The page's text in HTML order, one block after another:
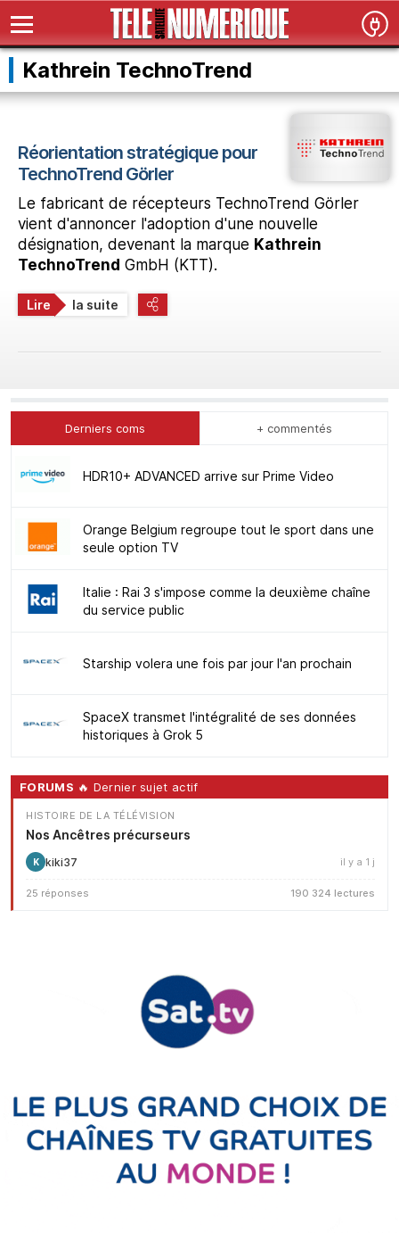
Kathrein TechnoTrend
Réorientation stratégique pour
TechnoTrend Görler
Le fabricant de récepteurs TechnoTrend Görler
vient d'annoncer l'adoption d'une nouvelle
désignation, devenant la marque Kathrein
TechnoTrend GmbH (KTT).
Lire la suite
Derniers coms + commentés
HDR10+ ADVANCED arrive sur Prime Video
Orange Belgium regroupe tout le sport dans une
seule option TV
Italie : Rai 3 s'impose comme la deuxième chaîne
du service public
Starship volera une fois par jour l'an prochain
SpaceX transmet l'intégralité de ses données
historiques à Grok 5
FORUMS 🔥 Dernier sujet actif
HISTOIRE DE LA TÉLÉVISION
Nos Ancêtres précurseurs
K kiki37 il y a 1 j
25 réponses 190 324 lectures